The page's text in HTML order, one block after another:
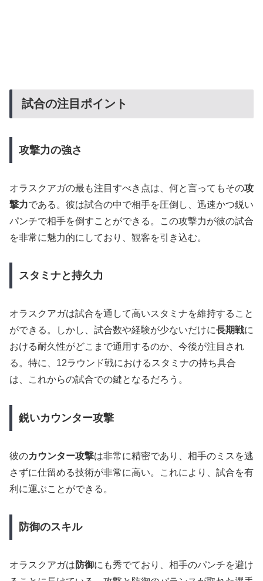
試合の注目ポイント
攻撃力の強さ
オラスクアガの最も注目すべき点は、何と言ってもその攻
撃力である。彼は試合の中で相手を圧倒し、迅速かつ鋭い
パンチで相手を倒すことができる。この攻撃力が彼の試合
を非常に魅力的にしており、観客を引き込む。
スタミナと持久力
オラスクアガは試合を通して高いスタミナを維持すること
ができる。しかし、試合数や経験が少ないだけに長期戦に
おける耐久性がどこまで通用するのか、今後が注目され
る。特に、12ラウンド戦におけるスタミナの持ち具合
は、これからの試合での鍵となるだろう。
鋭いカウンター攻撃
彼のカウンター攻撃は非常に精密であり、相手のミスを逃
さずに仕留める技術が非常に高い。これにより、試合を有
利に運ぶことができる。
防御のスキル
オラスクアガは 防御にも秀でており、相手のパンチを避け